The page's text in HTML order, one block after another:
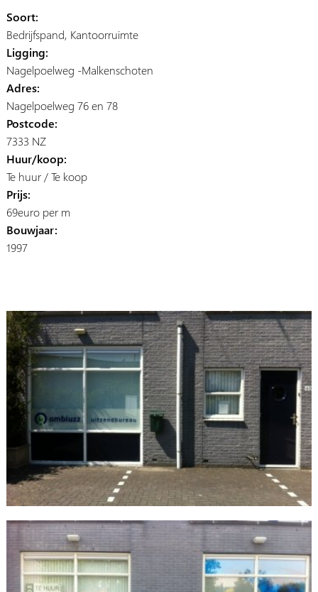
Soort:
Bedrijfspand, Kantoorruimte
Ligging:
Nagelpoelweg -Malkenschoten
Adres:
Nagelpoelweg 76 en 78
Postcode:
7333 NZ
Huur/koop:
Te huur / Te koop
Prijs:
69euro per m
Bouwjaar:
1997